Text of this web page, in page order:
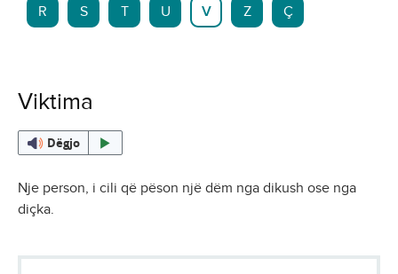
R S T U V Z Ç
Viktima
Dëgjo
Nje person, i cili që pëson një dëm nga dikush ose nga
diçka.